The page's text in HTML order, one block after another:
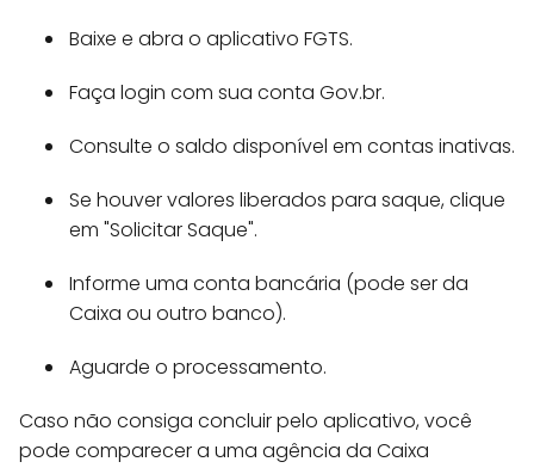
Baixe e abra o aplicativo FGTS.
Faça login com sua conta Gov.br.
Consulte o saldo disponível em contas inativas.
Se houver valores liberados para saque, clique
em "Solicitar Saque".
Informe uma conta bancária (pode ser da
Caixa ou outro banco).
Aguarde o processamento.
Caso não consiga concluir pelo aplicativo, você
pode comparecer a uma agência da Caixa